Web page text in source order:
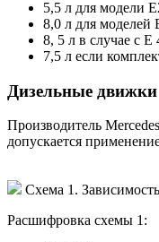
5,5 л для модели
8,0 л для моделей
8, 5 л в случае с
7,5 л если
Дизельные движки
Производитель
допускается
Схема 1.
Расшифровка схемы 1: